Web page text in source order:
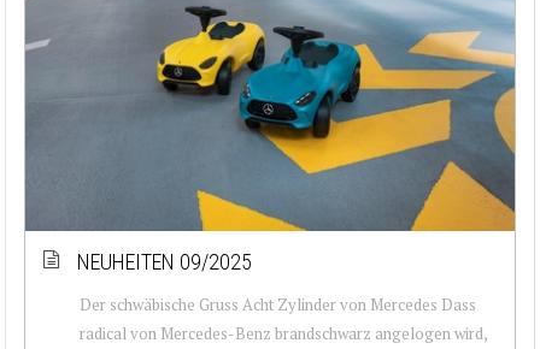
NEUHEITEN 09/2025
Der schwäbische Gruss Acht Zylinder von Mercedes Dass
radical von Mercedes-Benz brandschwarz angelogen wird,